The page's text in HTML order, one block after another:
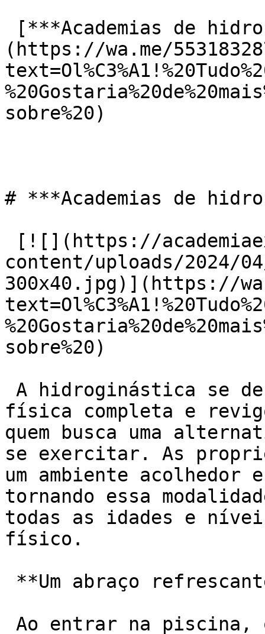
(https://wa.me/
sobre%20)
# ***Academias de
content/uploads/2024/
300x40.jpg)](https://
sobre%20)
física completa e
quem busca uma
se exercitar. As
um ambiente acolhedor
tornando essa
todas as idades e
físico.